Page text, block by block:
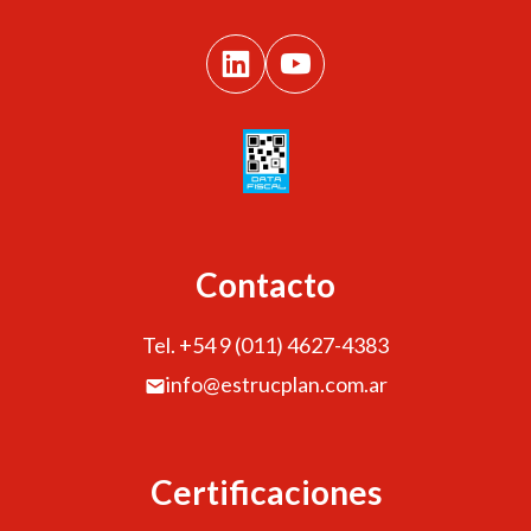
Contacto
Tel. +54 9 (011) 4627-4383
info@estrucplan.com.ar
Certificaciones